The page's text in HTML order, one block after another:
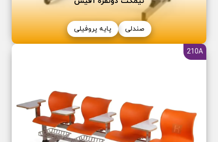
صندلی پایه پروفیلی
210A